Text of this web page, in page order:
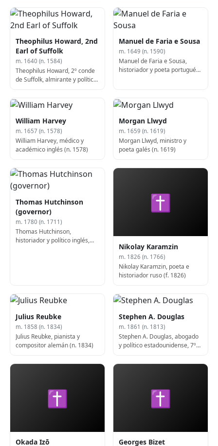
Theophilus Howard, 2nd
Earl of Suffolk
m. 1640 (n. 1584)
Theophilus Howard, 2º conde
de Suffolk, almirante y político
Manuel de Faria e Sousa
m. 1649 (n. 1590)
Manuel de Faria e Sousa,
historiador y poeta portugués
William Harvey
m. 1657 (n. 1578)
William Harvey, médico y
académico inglés (n. 1578)
Morgan Llwyd
m. 1659 (n. 1619)
Morgan Llwyd, ministro y
poeta galés (n. 1619)
Thomas Hutchinson
(governor)
m. 1780 (n. 1711)
Thomas Hutchinson,
historiador y político inglés,
✝
Nikolay Karamzin
m. 1826 (n. 1766)
Nikolay Karamzin, poeta e
historiador ruso (f. 1826)
Julius Reubke
m. 1858 (n. 1834)
Julius Reubke, pianista y
compositor alemán (n. 1834)
Stephen A. Douglas
m. 1861 (n. 1813)
Stephen A. Douglas, abogado
y político estadounidense, 7º
Illinois (n. 1813)
✝
Okada Izō
✝
Georges Bizet